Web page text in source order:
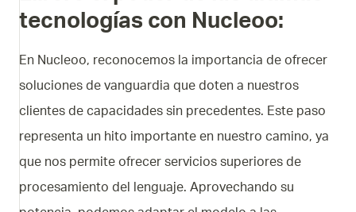
tecnologías con Nucleoo:
En Nucleoo, reconocemos la importancia de ofrecer
soluciones de vanguardia que doten a nuestros
clientes de capacidades sin precedentes. Este paso
representa un hito importante en nuestro camino, ya
que nos permite ofrecer servicios superiores de
procesamiento del lenguaje. Aprovechando su